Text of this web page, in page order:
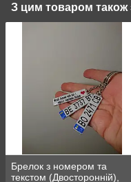
З цим товаром
Брелок з номером та
текстом (Двосторонній),